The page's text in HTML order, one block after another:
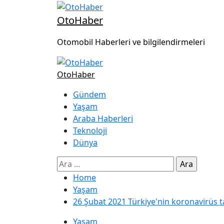
OtoHaber
Otomobil Haberleri ve bilgilendirmeleri
OtoHaber
Gündem
Yaşam
Araba Haberleri
Teknoloji
Dünya
Home
Yaşam
26 Şubat 2021 Türkiye'nin koronavirüs
Yaşam